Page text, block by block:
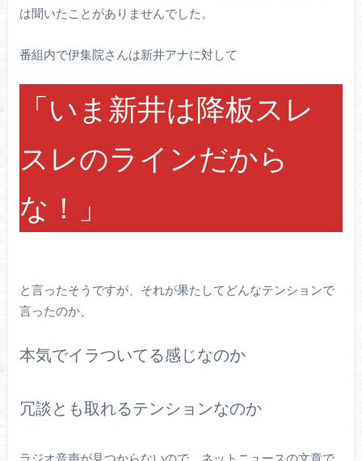
は聞いたことがありませんでした。
番組内で伊集院さんは新井アナに対して
「いま新井は降板スレ
スレのラインだから
な！」
と言ったそうですが、それが果たしてどんなテンションで
言ったのか、
本気でイラついてる感じなのか
冗談とも取れるテンションなのか
ラジオ音声が見つからないので、ネットニュースの文章で